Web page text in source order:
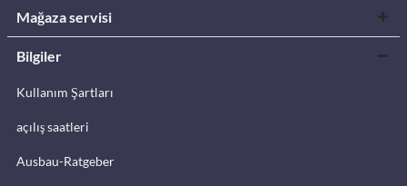
Mağaza servisi
Bilgiler
Kullanım Şartları
açılış saatleri
Ausbau-Ratgeber